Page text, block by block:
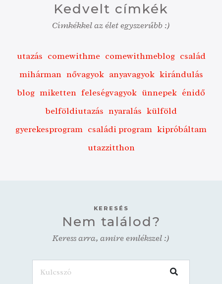
Kedvelt címkék
Címkékkel az élet egyszerűbb :)
utazás comewithme comewithmeblog család
mihárman nővagyok anyavagyok kirándulás
blog miketten feleségvagyok ünnepek énidő
belföldiutazás nyaralás külföld
gyerekesprogram családi program kipróbáltam
utazzitthon
KERESÉS
Nem találod?
Keress arra, amire emlékszel :)